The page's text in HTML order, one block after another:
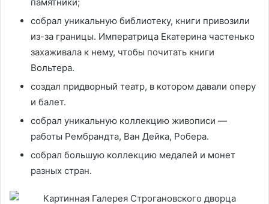
собрал уникальную библиотеку, книги привозили
из-за границы. Императрица Екатерина частенько
захаживала к нему, чтобы почитать книги
Вольтера.
создал придворный театр, в котором давали оперу
и балет.
собрал уникальную коллекцию живописи —
работы Рембрандта, Ван Дейка, Робера.
собрал большую коллекцию медалей и монет
разных стран.